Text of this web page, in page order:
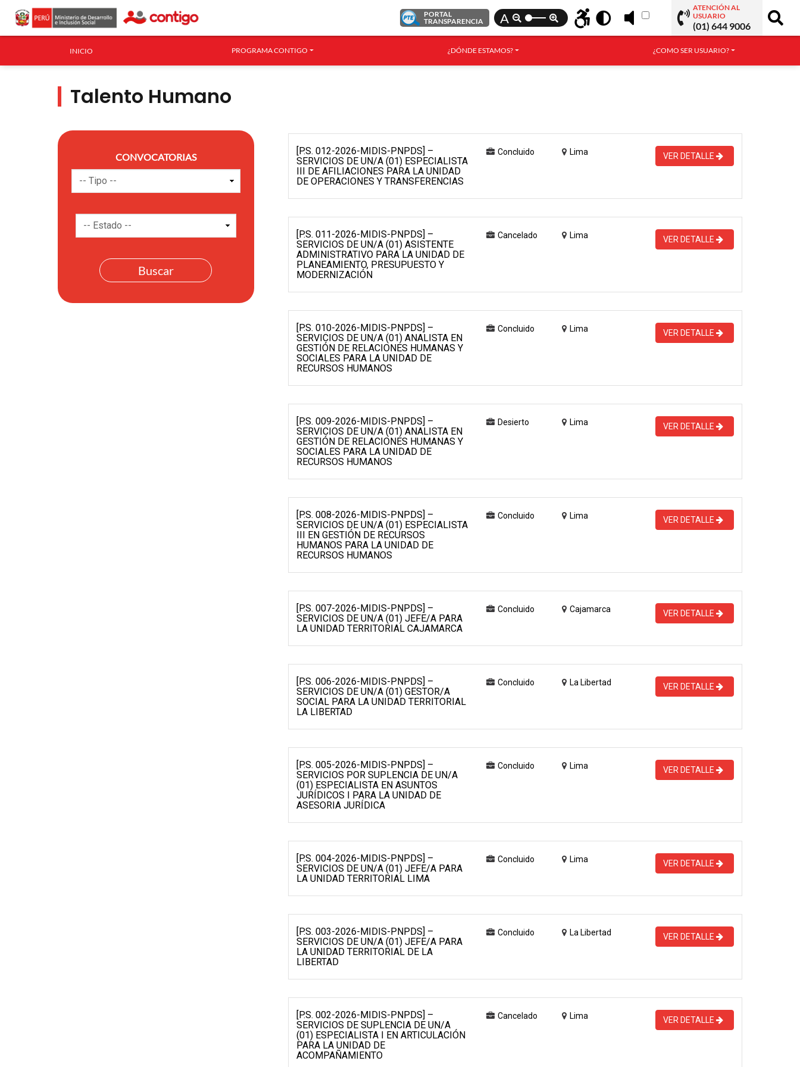
PORTAL
TRANSPARENCIA
A
ATENCIÓN AL
USUARIO
(01) 644 9006
INICIO PROGRAMA CONTIGO ¿DÓNDE ESTAMOS? ¿COMO SER USUARIO?
Talento Humano
CONVOCATORIAS
[P.S. 012-2026-MIDIS-PNPDS] –
SERVICIOS DE UN/A (01) ESPECIALISTA
III DE AFILIACIONES PARA LA UNIDAD
DE OPERACIONES Y TRANSFERENCIAS
Concluido Lima VER DETALLE
[P.S. 011-2026-MIDIS-PNPDS] –
SERVICIOS DE UN/A (01) ASISTENTE
ADMINISTRATIVO PARA LA UNIDAD DE
PLANEAMIENTO, PRESUPUESTO Y
MODERNIZACIÓN
Cancelado Lima VER DETALLE
[P.S. 010-2026-MIDIS-PNPDS] –
SERVICIOS DE UN/A (01) ANALISTA EN
GESTIÓN DE RELACIONES HUMANAS Y
SOCIALES PARA LA UNIDAD DE
RECURSOS HUMANOS
Concluido Lima VER DETALLE
[P.S. 009-2026-MIDIS-PNPDS] –
SERVICIOS DE UN/A (01) ANALISTA EN
GESTIÓN DE RELACIONES HUMANAS Y
SOCIALES PARA LA UNIDAD DE
RECURSOS HUMANOS
Desierto Lima VER DETALLE
[P.S. 008-2026-MIDIS-PNPDS] –
SERVICIOS DE UN/A (01) ESPECIALISTA
III EN GESTIÓN DE RECURSOS
HUMANOS PARA LA UNIDAD DE
RECURSOS HUMANOS
Concluido Lima VER DETALLE
[P.S. 007-2026-MIDIS-PNPDS] –
SERVICIOS DE UN/A (01) JEFE/A PARA
LA UNIDAD TERRITORIAL CAJAMARCA
Concluido Cajamarca VER DETALLE
[P.S. 006-2026-MIDIS-PNPDS] –
SERVICIOS DE UN/A (01) GESTOR/A
SOCIAL PARA LA UNIDAD TERRITORIAL
LA LIBERTAD
Concluido La Libertad VER DETALLE
[P.S. 005-2026-MIDIS-PNPDS] –
SERVICIOS POR SUPLENCIA DE UN/A
(01) ESPECIALISTA EN ASUNTOS
JURÍDICOS I PARA LA UNIDAD DE
ASESORIA JURÍDICA
Concluido Lima VER DETALLE
[P.S. 004-2026-MIDIS-PNPDS] –
SERVICIOS DE UN/A (01) JEFE/A PARA
LA UNIDAD TERRITORIAL LIMA
Concluido Lima VER DETALLE
[P.S. 003-2026-MIDIS-PNPDS] –
SERVICIOS DE UN/A (01) JEFE/A PARA
LA UNIDAD TERRITORIAL DE LA
LIBERTAD
Concluido La Libertad VER DETALLE
[P.S. 002-2026-MIDIS-PNPDS] –
SERVICIOS DE SUPLENCIA DE UN/A
(01) ESPECIALISTA I EN ARTICULACIÓN
PARA LA UNIDAD DE
ACOMPAÑAMIENTO
Cancelado Lima VER DETALLE